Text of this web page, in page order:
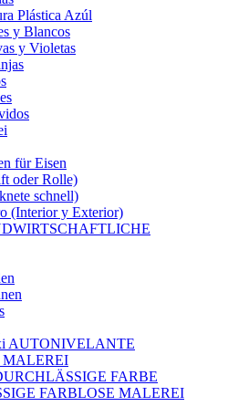
Plástica Azúl
y Blancos
y Violetas
für Eisen
oder Rolle)
schnell)
(Interior y Exterior)
AUTONIVELANTE
MALEREI
FARBE
FARBLOSE MALEREI